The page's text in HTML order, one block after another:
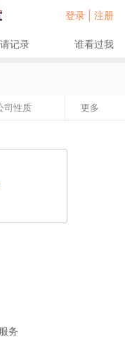
登录 | 注册
记录 谁看过我
司性质 更多
务